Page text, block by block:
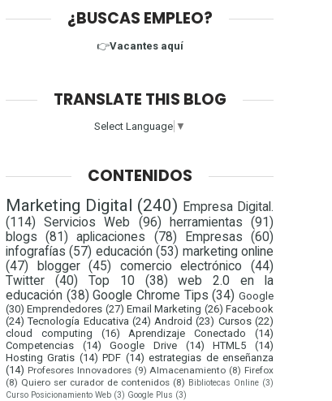
¿BUSCAS EMPLEO?
👉Vacantes aquí
TRANSLATE THIS BLOG
Select Language ▼
CONTENIDOS
Marketing Digital (240) Empresa Digital.
(114)
Servicios Web (96) herramientas
(91)
blogs
(81) aplicaciones (78) Empresas
(60)
infografías (57) educación (53) marketing online
(47)
blogger (45) comercio electrónico
(44)
Twitter
(40) Top 10 (38)
web 2.0 en la
educación (38) Google Chrome Tips (34) Google
(30) Emprendedores (27) Email Marketing (26) Facebook
(24) Tecnología Educativa (24) Android (23) Cursos (22)
cloud computing
(16) Aprendizaje Conectado
(14)
Competencias
(14) Google Drive (14) HTML5
(14)
Hosting Gratis (14) PDF (14) estrategias de enseñanza
(14) Profesores Innovadores (9) Almacenamiento (8) Firefox
(8) Quiero ser curador de contenidos (8) Bibliotecas Online (3)
Curso Posicionamiento Web (3) Google Plus (3)